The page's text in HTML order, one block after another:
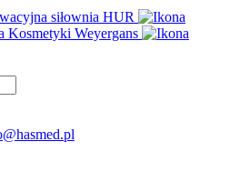
siłownia HUR
Kosmetyki Weyergans